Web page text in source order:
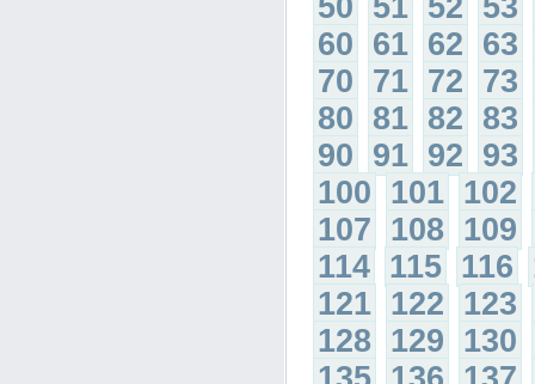
50 51 52 53
60 61 62 63
70 71 72 73
80 81 82 83
90 91 92 93
100 101 102
107 108 109
114 115 116
121 122 123
128 129 130